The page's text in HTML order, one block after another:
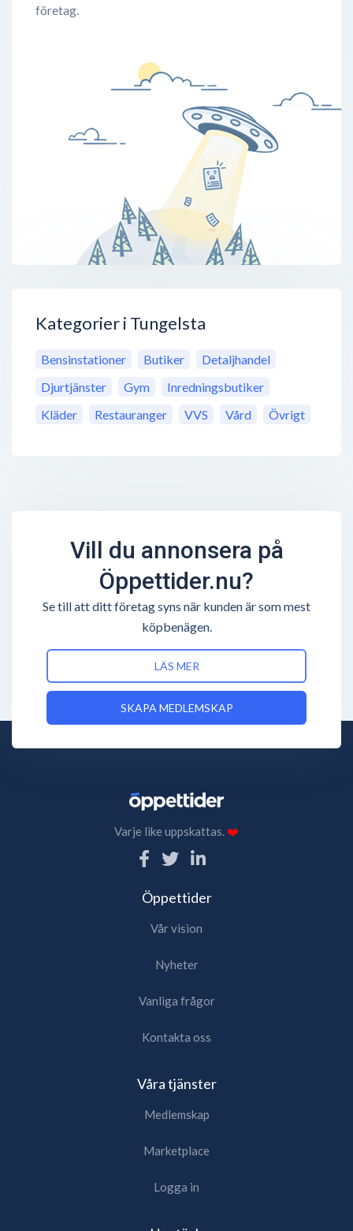
företag.
Kategorier i Tungelsta
Bensinstationer Butiker
Detaljhandel
Djurtjänster
Gym
Inredningsbutiker
Kläder
Restauranger VVS Vård Övrigt
Vill du annonsera på
Öppettider.nu?
Se till att ditt företag syns när kunden är som mest
köpbenägen.
LÄS MER
SKAPA MEDLEMSKAP
Varje like uppskattas.❤️
Öppettider
Vår vision
Nyheter
Vanliga frågor
Kontakta oss
Våra tjänster
Medlemskap
Marketplace
Logga in